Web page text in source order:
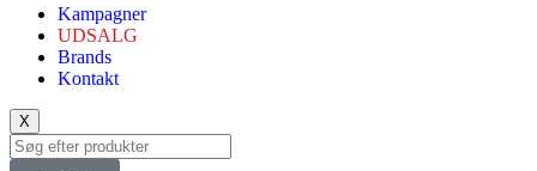
Kampagner
UDSALG
Brands
Kontakt
X